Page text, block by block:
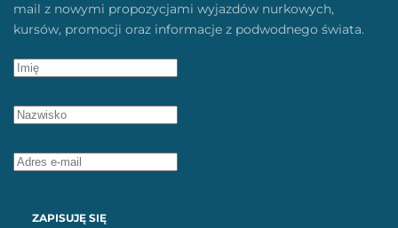
mail z nowymi propozycjami wyjazdów nurkowych,
kursów, promocji oraz informacje z podwodnego świata.
ZAPISUJĘ SIĘ